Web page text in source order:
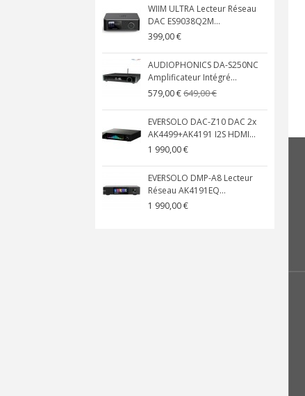
WIIM ULTRA Lecteur Réseau
DAC ES9038Q2M...
399,00 €
AUDIOPHONICS DA-S250NC
Amplificateur Intégré...
579,00 €649,00 €
EVERSOLO DAC-Z10 DAC 2x
AK4499+AK4191 I2S HDMI...
1 990,00 €
EVERSOLO DMP-A8 Lecteur
Réseau AK4191EQ...
1 990,00 €